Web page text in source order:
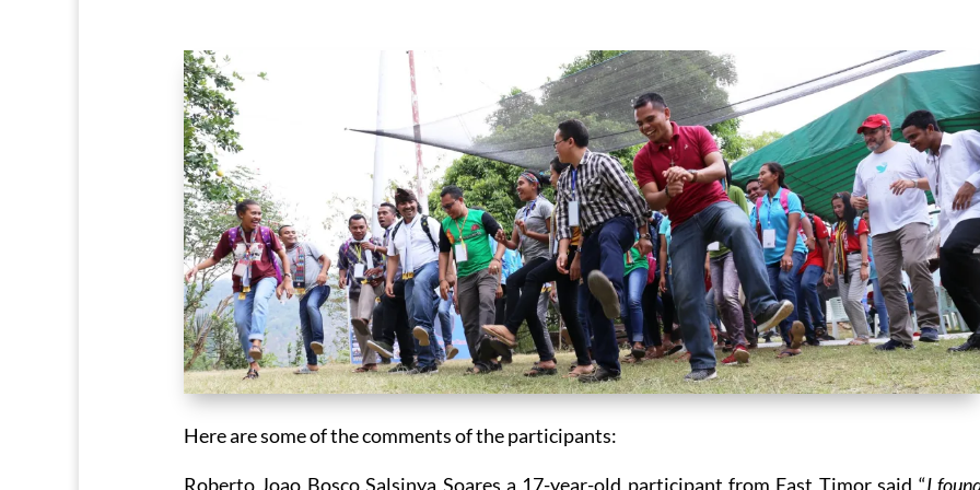
Here are some of the comments of the participants:
Roberto Joao Bosco Salsinya Soares a 17-year-old participant from East Timor said “I